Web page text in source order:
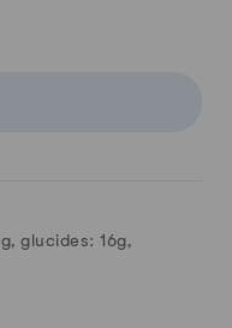
g, glucides: 16g,